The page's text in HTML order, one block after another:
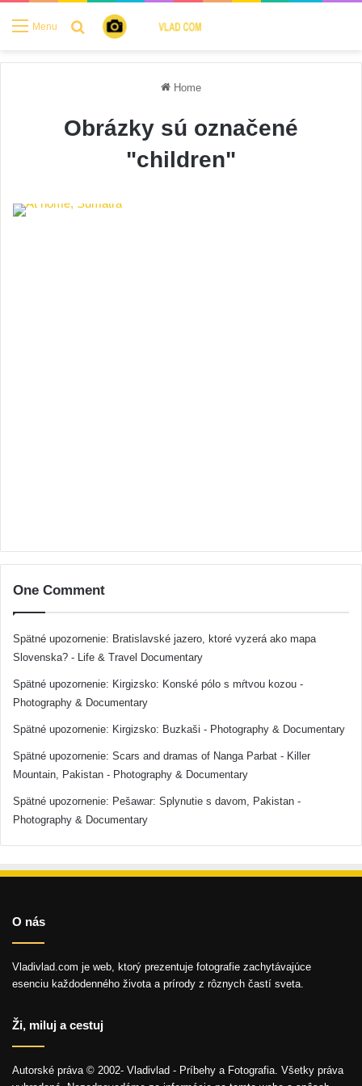
Menu Search for
Home
Obrázky sú označené
"children"
One Comment
Spätné upozornenie: Bratislavské jazero, ktoré vyzerá ako mapa
Slovenska? - Life & Travel Documentary
Spätné upozornenie: Kirgizsko: Konské pólo s mŕtvou kozou -
Photography & Documentary
Spätné upozornenie: Kirgizsko: Buzkaši - Photography & Documentary
Spätné upozornenie: Scars and dramas of Nanga Parbat - Killer
Mountain, Pakistan - Photography & Documentary
Spätné upozornenie: Pešawar: Splynutie s davom, Pakistan -
Photography & Documentary
O nás
Vladivlad.com je web, ktorý prezentuje fotografie zachytávajúce
esenciu každodenného života a prírody z rôznych častí sveta.
Ži, miluj a cestuj
Autorské práva © 2002- Vladivlad - Príbehy a Fotografia. Všetky práva